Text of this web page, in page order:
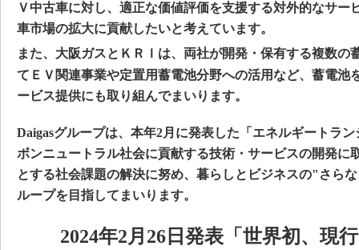
Ｖ中古車に対し、適正な価値評価を支援する対外的なサー
車市場の拡大に貢献したいと考えています。
また、大阪ガスとＫＲＩは、両社が開発・保有する複数の
てＥＶ関連事業や定置用蓄電池分野への活用など、蓄電池
ービス提供にも取り組んでまいります。
Daigasグループは、本年2月に発表した「エネルギートラ
ボンニュートラル社会に貢献する技術・サービスの開発に
とする社会課題の解決に努め、暮らしとビジネスの"さら
ループを目指してまいります。
2024年2月26日発表「世界初、現